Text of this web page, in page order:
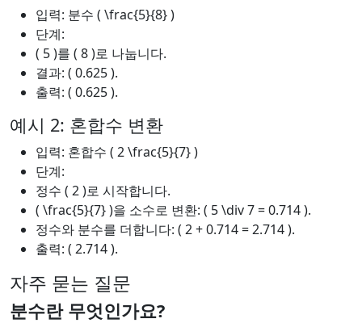
입력: 분수 ( \frac{5}{8} )
단계:
( 5 )를 ( 8 )로 나눕니다.
결과: ( 0.625 ).
출력: ( 0.625 ).
예시 2: 혼합수 변환
입력: 혼합수 ( 2 \frac{5}{7} )
단계:
정수 ( 2 )로 시작합니다.
( \frac{5}{7} )을 소수로 변환: ( 5 \div 7 = 0.714 ).
정수와 분수를 더합니다: ( 2 + 0.714 = 2.714 ).
출력: ( 2.714 ).
자주 묻는 질문
분수란 무엇인가요?